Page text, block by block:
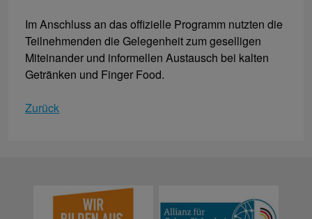
Im Anschluss an das offizielle Programm nutzten die
Teilnehmenden die Gelegenheit zum geselligen
Miteinander und informellen Austausch bei kalten
Getränken und Finger Food.
Zurück